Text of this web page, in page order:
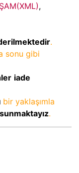
,
.
sonu gibi
iade
bir yaklaşımla
.